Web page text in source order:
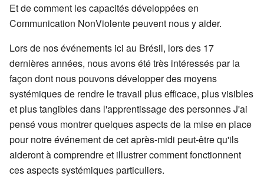
Et de comment les capacités développées en
Communication NonViolente peuvent nous y aider.
Lors de nos événements ici au Brésil, lors des 17
dernières années, nous avons été très intéressés par la
façon dont nous pouvons développer des moyens
systémiques de rendre le travail plus efficace, plus visibles
et plus tangibles dans l'apprentissage des personnes J'ai
pensé vous montrer quelques aspects de la mise en place
pour notre événement de cet après-midi peut-être qu'ils
aideront à comprendre et illustrer comment fonctionnent
ces aspects systémiques particuliers.